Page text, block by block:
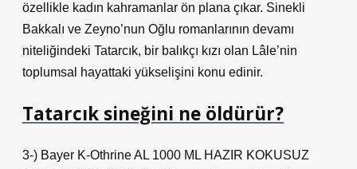
özellikle kadın kahramanlar ön plana çıkar. Sinekli
Bakkalı ve Zeyno’nun Oğlu romanlarının devamı
niteliğindeki Tatarcık, bir balıkçı kızı olan Lâle’nin
toplumsal hayattaki yükselişini konu edinir.
Tatarcık sineğini ne öldürür?
3-) Bayer K-Othrine AL 1000 ML HAZIR KOKUSUZ